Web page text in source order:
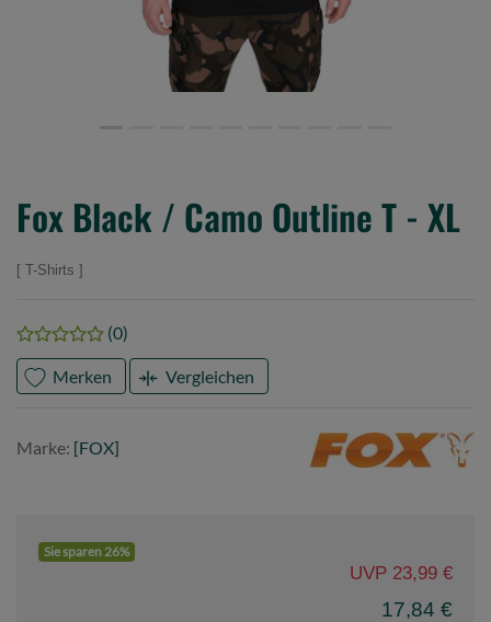
Fox Black / Camo Outline T - XL
T-Shirts
(0)
Merken Vergleichen
Marke: [FOX]
FOX
Sie sparen 26%
UVP 23,99 €
17,84 €